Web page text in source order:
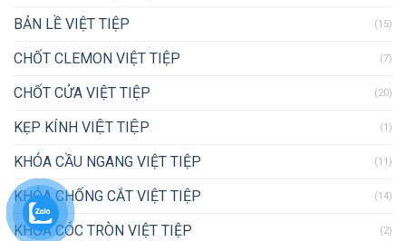
BẢN LỀ VIỆT TIỆP (15)
CHỐT CLEMON VIỆT TIỆP (7)
CHỐT CỬA VIỆT TIỆP (20)
KẸP KÍNH VIỆT TIỆP (1)
KHÓA CẦU NGANG VIỆT TIỆP (11)
KHÓA CHỐNG CẮT VIỆT TIỆP (14)
KHÓA CÓC TRÒN VIỆT TIỆP (2)